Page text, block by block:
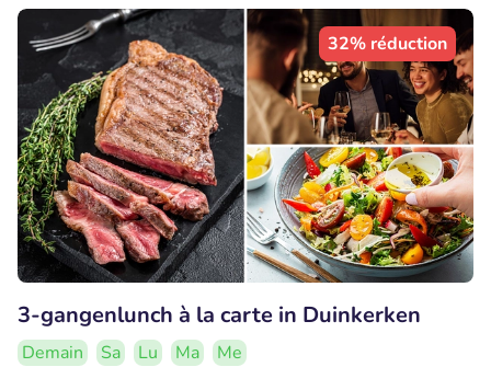
32% réduction
3-gangenlunch à la carte in Duinkerken
Demain Sa Lu Ma
Me